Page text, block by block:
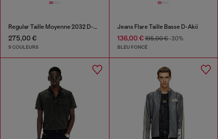
Regular Taille Moyenne 2032 D-Krooley-BW Joggjeans®
275,00 €
9 COULEURS
Jeans Flare Taille Basse D-Akii
136,00 €195,00 €-30%
BLEU FONCÉ